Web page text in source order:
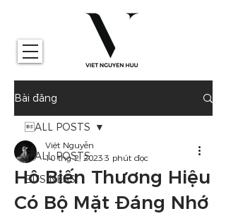
Bài đăng
ALL POSTS
BUSINESS
ALL POSTS
Hô Biến Thương Hiệu
Có Bộ Mặt Đáng Nhớ
Việt Nguyễn
10 thg 2, 2023 3 phút đọc